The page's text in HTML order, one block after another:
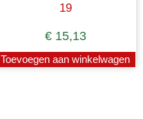
19
€ 15,13
Toevoegen aan winkelwagen